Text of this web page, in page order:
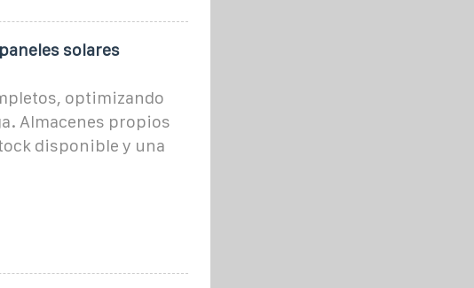
solares
optimizando
Almacenes propios
disponible y una